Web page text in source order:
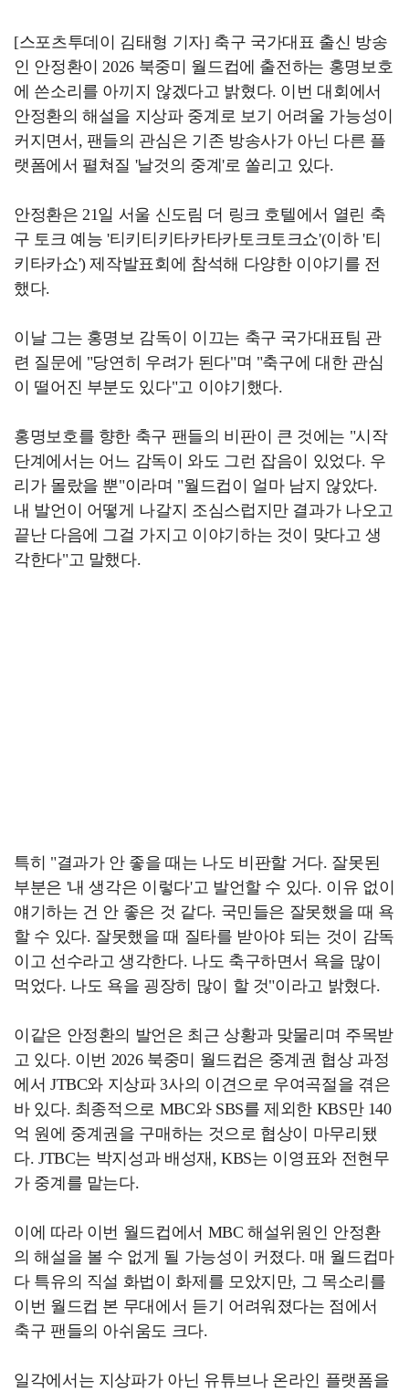
[스포츠투데이 김태형 기자] 축구 국가대표 출신 방송
인 안정환이 2026 북중미 월드컵에 출전하는 홍명보호
에 쓴소리를 아끼지 않겠다고 밝혔다. 이번 대회에서
안정환의 해설을 지상파 중계로 보기 어려울 가능성이
커지면서, 팬들의 관심은 기존 방송사가 아닌 다른 플
랫폼에서 펼쳐질 '날것의 중계'로 쏠리고 있다.
안정환은 21일 서울 신도림 더 링크 호텔에서 열린 축
구 토크 예능 '티키티키타카타카토크토크쇼'(이하 '티
키타카쇼') 제작발표회에 참석해 다양한 이야기를 전
했다.
이날 그는 홍명보 감독이 이끄는 축구 국가대표팀 관
련 질문에 "당연히 우려가 된다"며 "축구에 대한 관심
이 떨어진 부분도 있다"고 이야기했다.
홍명보호를 향한 축구 팬들의 비판이 큰 것에는 "시작
단계에서는 어느 감독이 와도 그런 잡음이 있었다. 우
리가 몰랐을 뿐"이라며 "월드컵이 얼마 남지 않았다.
내 발언이 어떻게 나갈지 조심스럽지만 결과가 나오고
끝난 다음에 그걸 가지고 이야기하는 것이 맞다고 생
각한다"고 말했다.
특히 "결과가 안 좋을 때는 나도 비판할 거다. 잘못된
부분은 '내 생각은 이렇다'고 발언할 수 있다. 이유 없이
얘기하는 건 안 좋은 것 같다. 국민들은 잘못했을 때 욕
할 수 있다. 잘못했을 때 질타를 받아야 되는 것이 감독
이고 선수라고 생각한다. 나도 축구하면서 욕을 많이
먹었다. 나도 욕을 굉장히 많이 할 것"이라고 밝혔다.
이같은 안정환의 발언은 최근 상황과 맞물리며 주목받
고 있다. 이번 2026 북중미 월드컵은 중계권 협상 과정
에서 JTBC와 지상파 3사의 이견으로 우여곡절을 겪은
바 있다. 최종적으로 MBC와 SBS를 제외한 KBS만 140
억 원에 중계권을 구매하는 것으로 협상이 마무리됐
다. JTBC는 박지성과 배성재, KBS는 이영표와 전현무
가 중계를 맡는다.
이에 따라 이번 월드컵에서 MBC 해설위원인 안정환
의 해설을 볼 수 없게 될 가능성이 커졌다. 매 월드컵마
다 특유의 직설 화법이 화제를 모았지만, 그 목소리를
이번 월드컵 본 무대에서 듣기 어려워졌다는 점에서
축구 팬들의 아쉬움도 크다.
일각에서는 지상파가 아닌 유튜브나 온라인 플랫폼을